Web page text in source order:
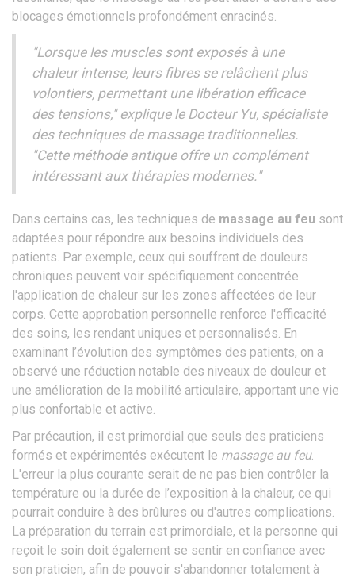
blocages émotionnels profondément enracinés.
"Lorsque les muscles sont exposés à une
chaleur intense, leurs fibres se relâchent plus
volontiers, permettant une libération efficace
des tensions," explique le Docteur Yu, spécialiste
des techniques de massage traditionnelles.
"Cette méthode antique offre un complément
intéressant aux thérapies modernes."
Dans certains cas, les techniques de massage au feu sont
adaptées pour répondre aux besoins individuels des
patients. Par exemple, ceux qui souffrent de douleurs
chroniques peuvent voir spécifiquement concentrée
l'application de chaleur sur les zones affectées de leur
corps. Cette approbation personnelle renforce l'efficacité
des soins, les rendant uniques et personnalisés. En
examinant l’évolution des symptômes des patients, on a
observé une réduction notable des niveaux de douleur et
une amélioration de la mobilité articulaire, apportant une vie
plus confortable et active.
Par précaution, il est primordial que seuls des praticiens
formés et expérimentés exécutent le massage au feu.
L'erreur la plus courante serait de ne pas bien contrôler la
température ou la durée de l’exposition à la chaleur, ce qui
pourrait conduire à des brûlures ou d'autres complications.
La préparation du terrain est primordiale, et la personne qui
reçoit le soin doit également se sentir en confiance avec
son praticien, afin de pouvoir s'abandonner totalement à